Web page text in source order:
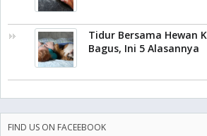
Tidur Bersama Hewan
Bagus, Ini 5 Alasannya
FIND US ON FACEEBOOK